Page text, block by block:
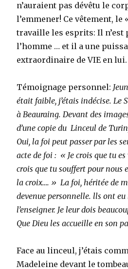
n’auraient pas dévêtu le
l’emmener! Ce vêtement, le
travaille les esprits: Il n’est
l’homme … et il a une
extraordinaire de VIE en lui.
Témoignage personnel:
était faible, j’étais indécise. Le
à Beauraing. Devant des
d’une copie du Linceul de
Oui, la foi peut passer par les
acte de foi : « Je crois que tu
crois que tu souffert pour nous
la croix…. » La foi, héritée de
devenue personnelle. lls ont eu
l’enseigner. Je leur dois
Que Dieu les accueille en son
Face au linceul, j’étais
Madeleine devant le